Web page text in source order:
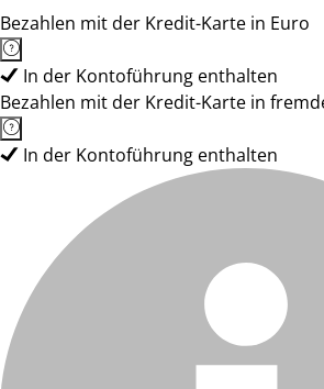
Bezahlen mit der Kredit-Karte in Euro
In der Kontoführung enthalten
Bezahlen mit der Kredit-Karte in
In der Kontoführung enthalten